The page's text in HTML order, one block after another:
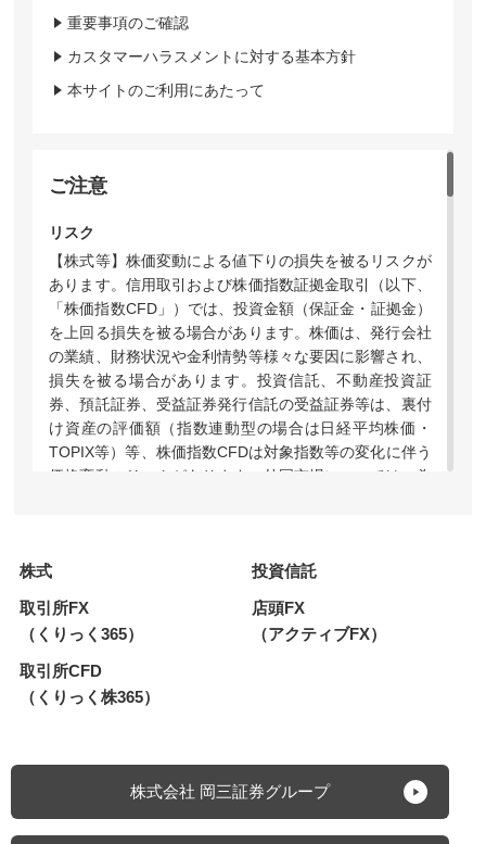
重要事項のご確認
カスタマーハラスメントに対する基本方針
本サイトのご利用にあたって
ご注意
リスク
【株式等】株価変動による値下りの損失を被るリスクが
あります。信用取引および株価指数証拠金取引（以下、
「株価指数CFD」）では、投資金額（保証金・証拠金）
を上回る損失を被る場合があります。株価は、発行会社
の業績、財務状況や金利情勢等様々な要因に影響され、
損失を被る場合があります。投資信託、不動産投資証
券、預託証券、受益証券発行信託の受益証券等は、裏付
け資産の評価額（指数連動型の場合は日経平均株価・
TOPIX等）等、株価指数CFDは対象指数等の変化に伴う
価格変動のリスクがあります。外国市場については、為
率は、2営業日以上の期間の場合、同期間の原指数の上
昇率・下落率に一定の倍率を乗じたものとは通常一致せ
ず、それが長期にわたり継続することにより、期待した
投資効果が得られないおそれがあります。上場新株予約
権証券は、上場期間・権利行使期間が短期間の期限付き
の有価証券であり、上場期間内に売却するか権利行使期
株価指数CFDでは建玉を保有し続けることにより金利相
当額・配当相当額の受け払いが発生します。【FX】外
の額を超える取引ができるため、対象通貨の為替相場の
株式
投資信託
取引所FX
（くりっく365）
店頭FX
（アクティブFX）
取引所CFD
（くりっく株365）
株式会社 岡三証券グループ